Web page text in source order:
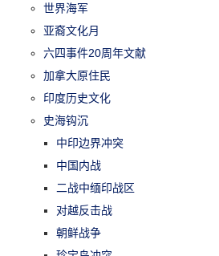
世界海军
亚裔文化月
六四事件20周年文献
加拿大原住民
印度历史文化
史海钩沉
中印边界冲突
中国内战
二战中缅印战区
对越反击战
朝鲜战争